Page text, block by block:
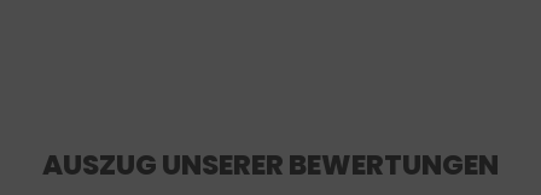
AUSZUG UNSERER BEWERTUNGEN